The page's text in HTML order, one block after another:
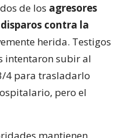
de los agresores
contra la
herida. Testigos
intentaron subir al
4 para trasladarlo
pero el
mantienen